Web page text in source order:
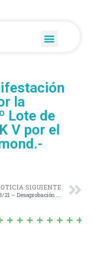
la
Lote de
V por el
SIGUIENTE
Nº 013/21 – Desaprobación Expediente Nº 4192/21.-